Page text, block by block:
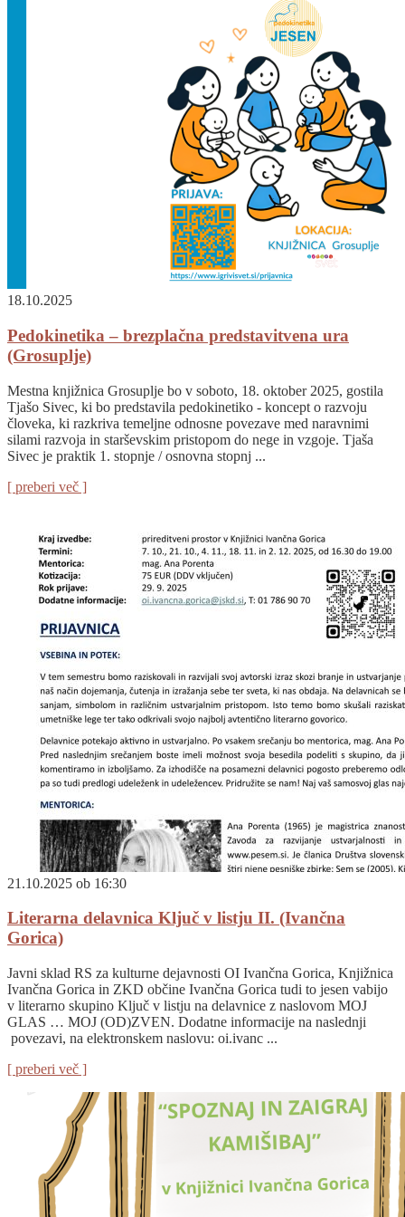
18.10.2025
Pedokinetika – brezplačna predstavitvena ura
(Grosuplje)
Mestna knjižnica Grosuplje bo v soboto, 18. oktober 2025, gostila
Tjašo Sivec, ki bo predstavila pedokinetiko - koncept o razvoju
človeka, ki razkriva temeljne odnosne povezave med naravnimi
silami razvoja in starševskim pristopom do nege in vzgoje. Tjaša
Sivec je praktik 1. stopnje / osnovna stopnj ...
[ preberi več ]
21.10.2025 ob 16:30
Literarna delavnica Ključ v listju II. (Ivančna
Gorica)
Javni sklad RS za kulturne dejavnosti OI Ivančna Gorica, Knjižnica
Ivančna Gorica in ZKD občine Ivančna Gorica tudi to jesen vabijo
v literarno skupino Ključ v listju na delavnice z naslovom MOJ
GLAS … MOJ (OD)ZVEN. Dodatne informacije na naslednji
povezavi, na elektronskem naslovu: oi.ivanc ...
[ preberi več ]